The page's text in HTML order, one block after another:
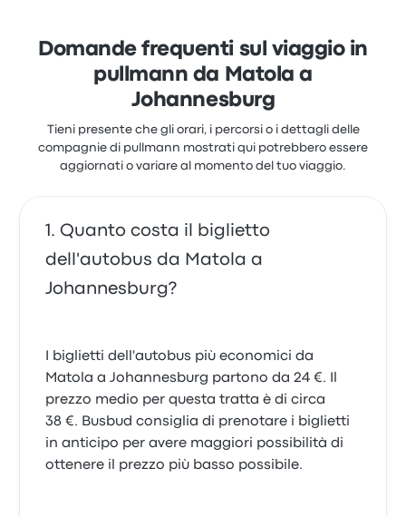
viaggio partono da 38 €
Domande frequenti sul viaggio in
pullmann da Matola a
Johannesburg
Tieni presente che gli orari, i percorsi o i dettagli delle
compagnie di pullmann mostrati qui potrebbero essere
aggiornati o variare al momento del tuo viaggio.
Quanto costa il biglietto
dell'autobus da Matola a
Johannesburg?
I biglietti dell'autobus più economici da
Matola a Johannesburg partono da 24 €. Il
prezzo medio per questa tratta è di circa
38 €. Busbud consiglia di prenotare i biglietti
in anticipo per avere maggiori possibilità di
ottenere il prezzo più basso possibile.